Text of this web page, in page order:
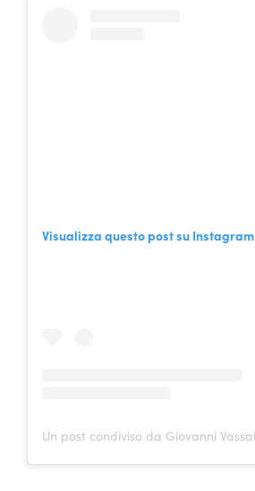
Visualizza questo post su Instagram